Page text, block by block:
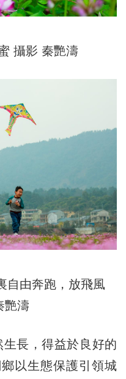
攝影 秦艷濤
由奔跑，放飛風
艷濤
長，得益於良好的
以生態保護引領城